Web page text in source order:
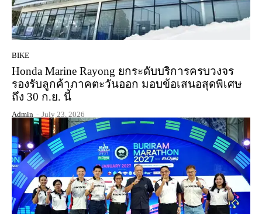
BIKE
Honda Marine Rayong ยกระดับบริการครบวงจร
รองรับลูกค้าภาคตะวันออก มอบข้อเสนอสุดพิเศษ
ถึง 30 ก.ย. นี้
Admin - July 23, 2026